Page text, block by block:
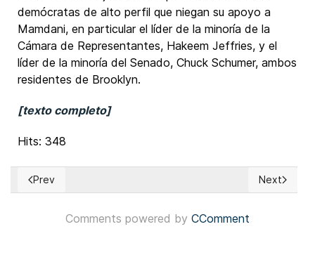
demócratas de alto perfil que niegan su apoyo a
Mamdani, en particular el líder de la minoría de la
Cámara de Representantes, Hakeem Jeffries, y el
líder de la minoría del Senado, Chuck Schumer, ambos
residentes de Brooklyn.
[texto completo]
Hits: 348
Previous article: Alemania: Alternativa para Alemania
Prev Next
Next
Comments powered by CComment